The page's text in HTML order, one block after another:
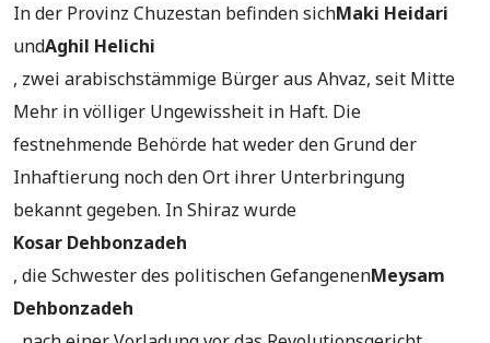
In der Provinz Chuzestan befinden sichMaki Heidari
undAghil Helichi
, zwei arabischstämmige Bürger aus Ahvaz, seit Mitte
Mehr in völliger Ungewissheit in Haft. Die
festnehmende Behörde hat weder den Grund der
Inhaftierung noch den Ort ihrer Unterbringung
bekannt gegeben. In Shiraz wurde
Kosar Dehbonzadeh
, die Schwester des politischen GefangenenMeysam
Dehbonzadeh